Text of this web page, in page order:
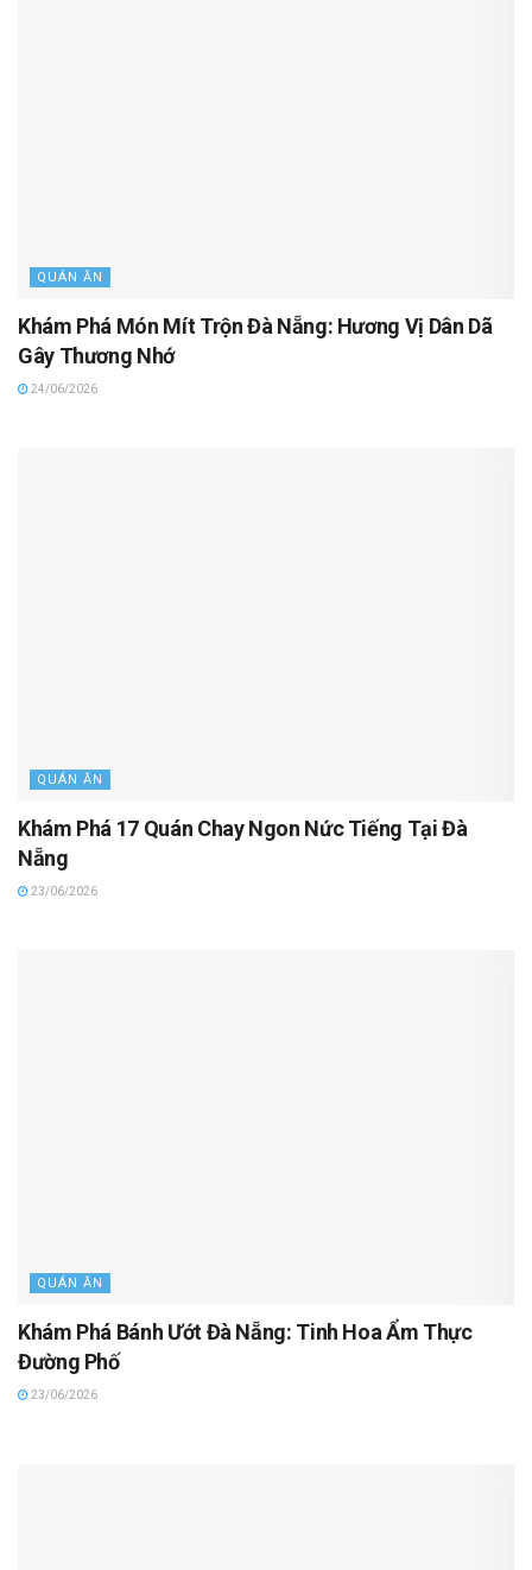
QUÁN ĂN
Khám Phá Món Mít Trộn Đà Nẵng: Hương Vị Dân Dã
Gây Thương Nhớ
24/06/2026
QUÁN ĂN
Khám Phá 17 Quán Chay Ngon Nức Tiếng Tại Đà
Nẵng
23/06/2026
QUÁN ĂN
Khám Phá Bánh Ướt Đà Nẵng: Tinh Hoa Ẩm Thực
Đường Phố
23/06/2026